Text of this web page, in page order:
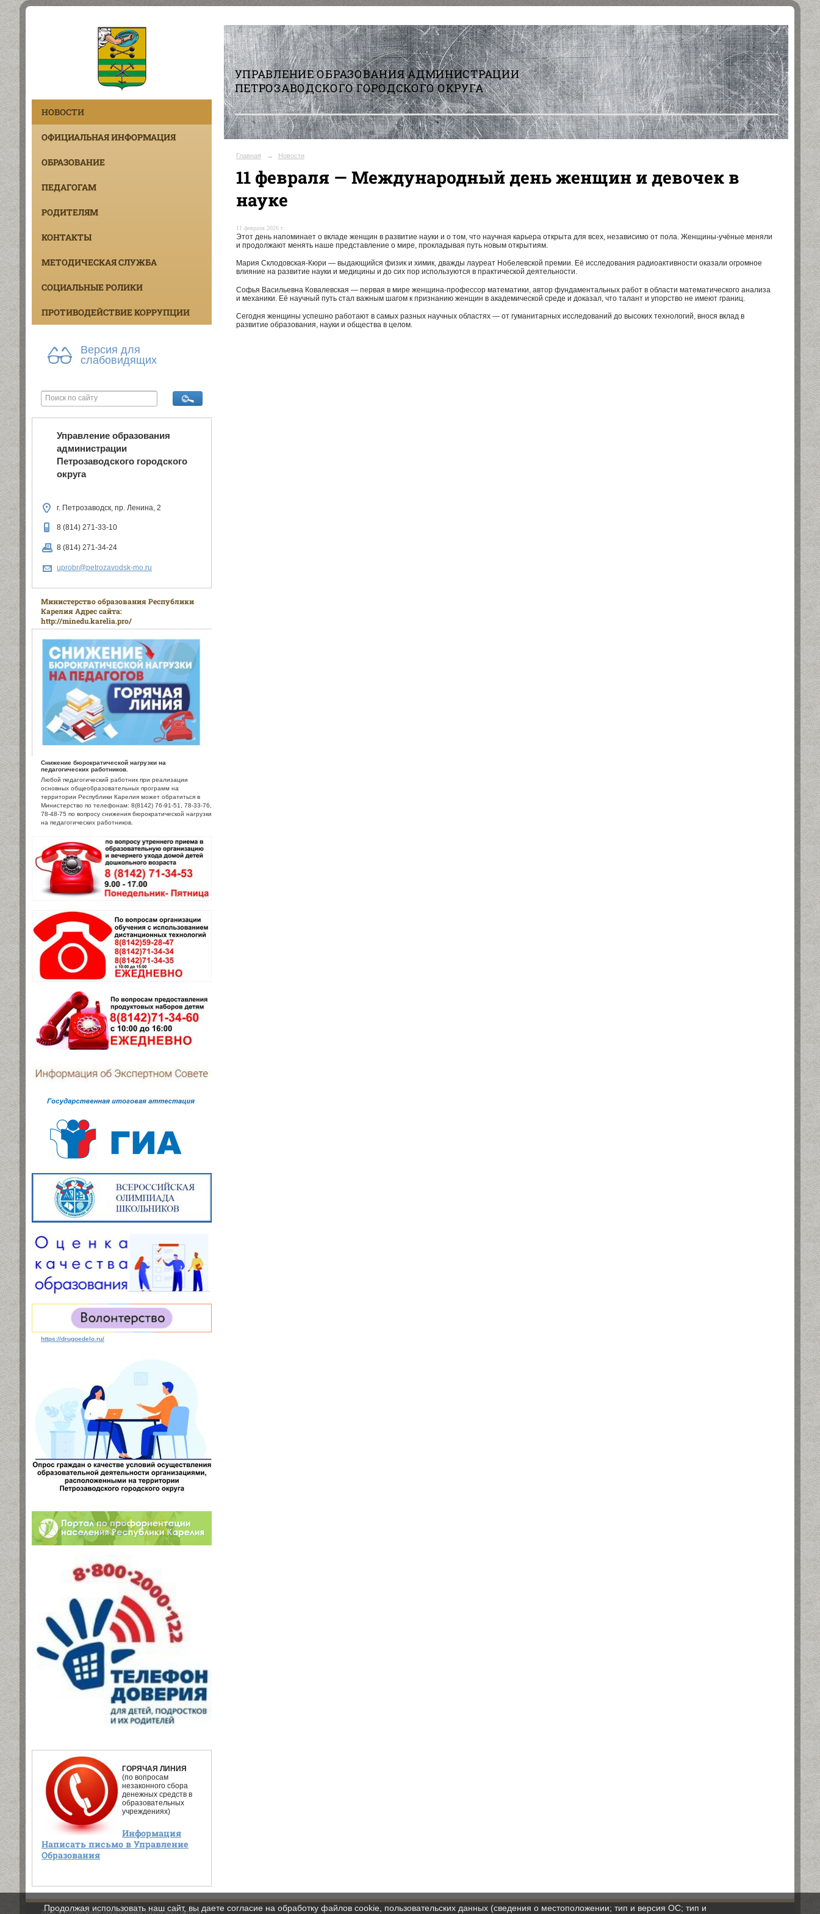
НОВОСТИ
ОФИЦИАЛЬНАЯ ИНФОРМАЦИЯ
ОБРАЗОВАНИЕ
ПЕДАГОГАМ
РОДИТЕЛЯМ
КОНТАКТЫ
МЕТОДИЧЕСКАЯ СЛУЖБА
СОЦИАЛЬНЫЕ РОЛИКИ
ПРОТИВОДЕЙСТВИЕ КОРРУПЦИИ
Версия для
слабовидящих
Управление образования
администрации
Петрозаводского городского
округа
г. Петрозаводск, пр. Ленина, 2
8 (814) 271-33-10
8 (814) 271-34-24
uprobr@petrozavodsk-mo.ru
Министерство образования Республики
Карелия Адрес сайта:
http://minedu.karelia.pro/
Снижение бюрократической нагрузки на
педагогических работников.
Любой педагогический работник при реализации
основных общеобразовательных программ на
территории Республики Карелия может обратиться в
Министерство по телефонам: 8(8142) 76-91-51, 78-33-76,
78-48-75 по вопросу снижения бюрократической нагрузки
на педагогических работников.
https://drugoedelo.ru/
ГОРЯЧАЯ ЛИНИЯ
(по вопросам
незаконного сбора
денежных средств в
образовательных
учреждениях)
Информация
Написать письмо в Управление
Образования
УПРАВЛЕНИЕ ОБРАЗОВАНИЯ АДМИНИСТРАЦИИ
ПЕТРОЗАВОДСКОГО ГОРОДСКОГО ОКРУГА
Главная → Новости
11 февраля — Международный день женщин и девочек в
науке
11 февраля 2026 г.
Этот день напоминает о вкладе женщин в развитие науки и о том, что научная карьера открыта для всех, независимо от пола. Женщины-учёные меняли
и продолжают менять наше представление о мире, прокладывая путь новым открытиям.
Мария Склодовская-Кюри — выдающийся физик и химик, дважды лауреат Нобелевской премии. Её исследования радиоактивности оказали огромное
влияние на развитие науки и медицины и до сих пор используются в практической деятельности.
Софья Васильевна Ковалевская — первая в мире женщина-профессор математики, автор фундаментальных работ в области математического анализа
и механики. Её научный путь стал важным шагом к признанию женщин в академической среде и доказал, что талант и упорство не имеют границ.
Сегодня женщины успешно работают в самых разных научных областях — от гуманитарных исследований до высоких технологий, внося вклад в
развитие образования, науки и общества в целом.
2026 © Управление образования городского округа
Продолжая использовать наш сайт, вы даете согласие на обработку файлов cookie, пользовательских данных (сведения о местоположении; тип и версия ОС; тип и